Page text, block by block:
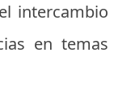
intercambio
en temas